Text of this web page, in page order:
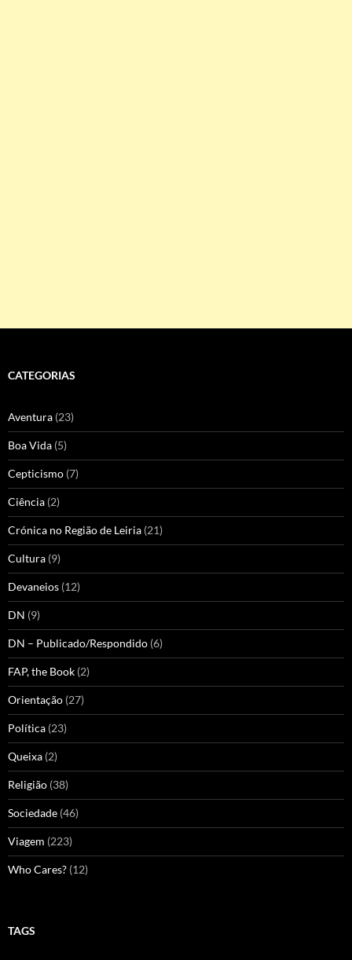
CATEGORIAS
Aventura (23)
Boa Vida (5)
Cepticismo (7)
Ciência (2)
Crónica no Região de Leiria (21)
Cultura (9)
Devaneios (12)
DN (9)
DN – Publicado/Respondido (6)
FAP, the Book (2)
Orientação (27)
Política (23)
Queixa (2)
Religião (38)
Sociedade (46)
Viagem (223)
Who Cares? (12)
TAGS